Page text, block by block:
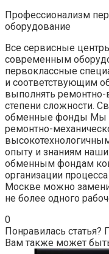
Профессионализм
оборудование
Все сервисные
современным
первоклассные
и соответствующим
выполнять
степени сложности.
обменные фонды Мы
ремонтно-
опыту и знаниям
обменным фондам
организации
Москве можно
не более одного
0
Понравилась статья?
Вам также может